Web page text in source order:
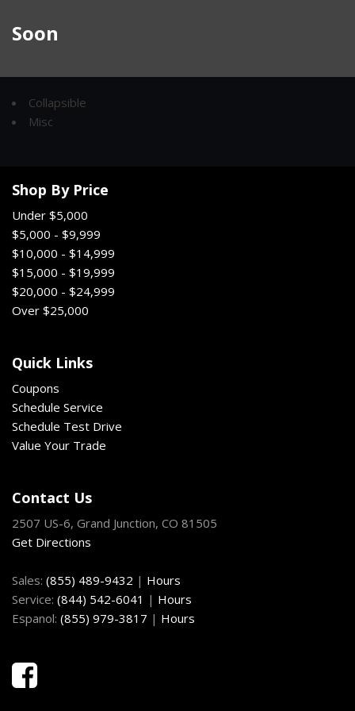
Soon
Collapsible
Misc
Shop By Price
Under $5,000
$5,000 - $9,999
$10,000 - $14,999
$15,000 - $19,999
$20,000 - $24,999
Over $25,000
Quick Links
Coupons
Schedule Service
Schedule Test Drive
Value Your Trade
Contact Us
2507 US-6, Grand Junction, CO 81505
Get Directions
Sales: (855) 489-9432 | Hours
Service: (844) 542-6041 | Hours
Espanol: (855) 979-3817 | Hours